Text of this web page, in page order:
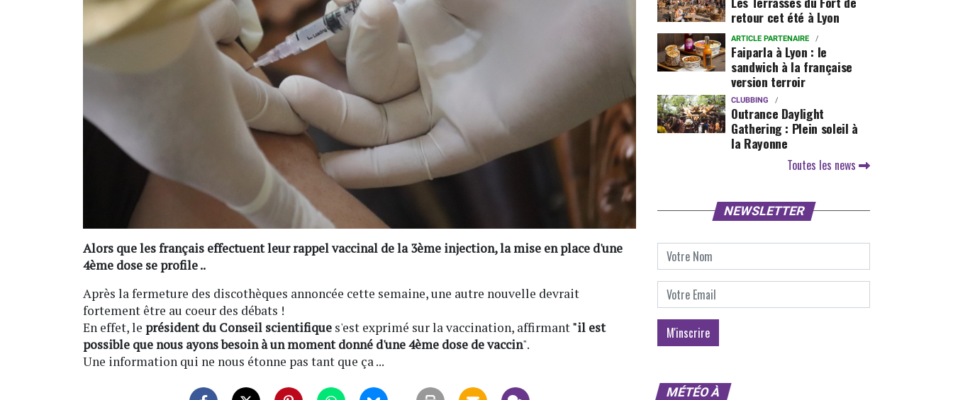
Alors que les français effectuent leur rappel vaccinal de la 3ème injection, la mise en place d'une
4ème dose se profile ..
Après la fermeture des discothèques annoncée cette semaine, une autre nouvelle devrait
fortement être au coeur des débats !
En effet, le président du Conseil scientifique s'est exprimé sur la vaccination, affirmant"il est
possible que nous ayons besoin à un moment donné d'une 4ème dose de vaccin".
Une information qui ne nous étonne pas tant que ça ...
retour cet été à Lyon
ARTICLE PARTENAIRE
Faiparla à Lyon : le
sandwich à la française
version terroir
CLUBBING
Outrance Daylight
Gathering : Plein soleil à
la Rayonne
Toutes les news
NEWSLETTER
MÉTÉO À